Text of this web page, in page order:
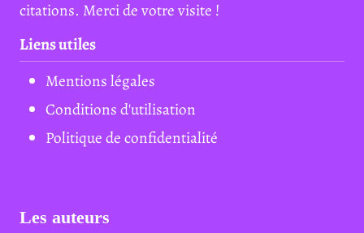
citations. Merci de votre visite !
Liens utiles
Mentions légales
Conditions d'utilisation
Politique de confidentialité
Les auteurs